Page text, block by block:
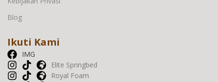
Blog
Ikuti Kami
IMG
Elite Springbed
Royal Foam